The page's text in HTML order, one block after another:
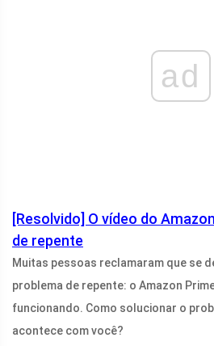
ad
[Resolvido] O vídeo do
de repente
Muitas pessoas reclamaram que se
problema de repente: o Amazon
funcionando. Como solucionar o
acontece com você?